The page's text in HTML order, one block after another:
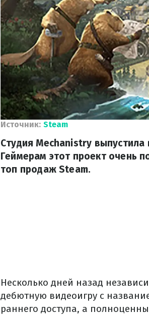
Источник: Steam
Студия Mechanistry
Геймерам этот проект очень
топ продаж Steam.
Несколько дней назад
дебютную видеоигру с
раннего доступа, а